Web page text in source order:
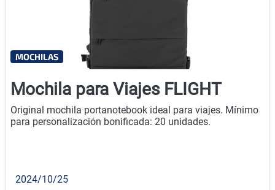
Mochila para Viajes FLIGHT
Original mochila portanotebook ideal para viajes. Mínimo
para personalización bonificada: 20 unidades.
MOCHILAS
2024/10/25